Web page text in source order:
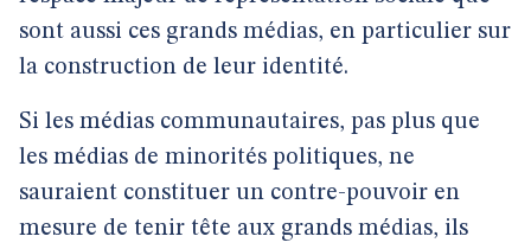
sont aussi ces grands médias, en particulier sur
la construction de leur identité.
Si les médias communautaires, pas plus que
les médias de minorités politiques, ne
sauraient constituer un contre-pouvoir en
mesure de tenir tête aux grands médias, ils